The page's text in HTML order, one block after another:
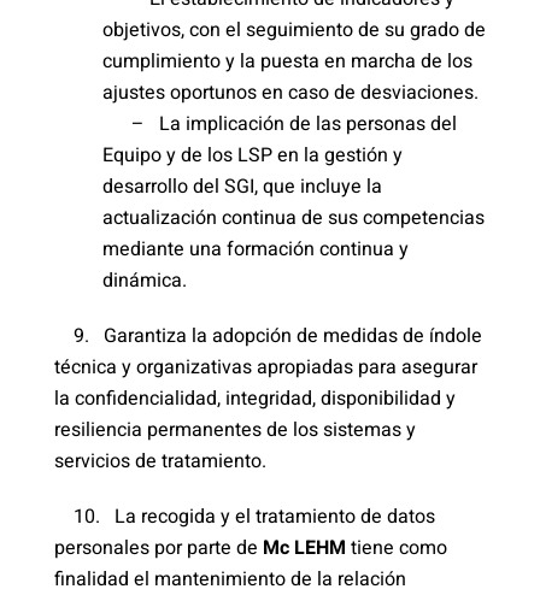
objetivos, con el seguimiento de su grado de
cumplimiento y la puesta en marcha de los
ajustes oportunos en caso de desviaciones.
– La implicación de las personas del
Equipo y de los LSP en la gestión y
desarrollo del SGI, que incluye la
actualización continua de sus competencias
mediante una formación continua y
dinámica.
9. Garantiza la adopción de medidas de índole
técnica y organizativas apropiadas para asegurar
la confidencialidad, integridad, disponibilidad y
resiliencia permanentes de los sistemas y
servicios de tratamiento.
10. La recogida y el tratamiento de datos
personales por parte de Mc LEHM tiene como
finalidad el mantenimiento de la relación